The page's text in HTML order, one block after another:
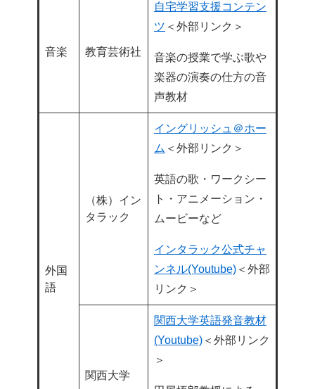
音楽 教育芸術社
自宅学習支援コンテン
ツ ＜外部リンク＞
音楽の授業で学ぶ歌や
楽器の演奏の仕方の音
声教材
外国
語
（株）イン
タラック
イングリッシュ＠ホー
ム ＜外部リンク＞
英語の歌・ワークシー
ト・アニメーション・
ムービーなど
インタラック公式チャ
ンネル(Youtube) ＜外部
リンク＞
関西大学
関西大学英語発音教材
(Youtube) ＜外部リンク
＞